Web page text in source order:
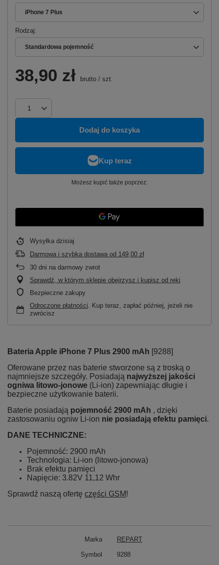
iPhone 7 Plus
Rodzaj
Standardowa pojemność
38,90 zł brutto / szt.
Dodaj do koszyka
Możesz kupić także poprzez:
Wysyłka dzisiaj
Darmowa i szybka dostawa od 149,00 zł
30 dni na darmowy zwrot
Sprawdź, w którym sklepie obejrzysz i kupisz od ręki
Bezpieczne zakupy
Odroczone płatności . Kup teraz, zapłać później, jeżeli nie
zwrócisz
Bateria Apple iPhone 7 Plus 2900 mAh [9288]
Oferowane przez nas baterie stworzone są z troską o
najmniejsze szczegóły. Posiadają najwyższej jakości
ogniwa litowo-jonowe (Li-ion) zapewniając długie i
bezpieczne użytkowanie baterii.
Baterie posiadają pojemność 2900 mAh , dzięki
zastosowaniu ogniw Li-ion nie posiadają efektu pamięci.
DANE TECHNICZNE:
Pojemność: 2900 mAh
Technologia: Li-ion (litowo-jonowa)
Brak efektu pamięci
Napięcie: 3.82V 11,12 Whr
Sprawdź naszą ofertę części GSM!
Marka REPART
Symbol 9288